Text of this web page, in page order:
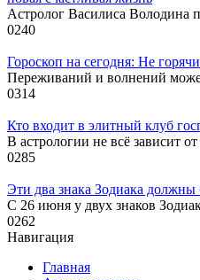
Астролог Василиса Володина
0240
Гороскоп на сегодня: Не
Переживаний и волнений
0314
Кто входит в элитный клуб
В астрологии не всё зависит
0285
Эти два знака Зодиака
С 26 июня у двух знаков
0262
Навигация
Главная